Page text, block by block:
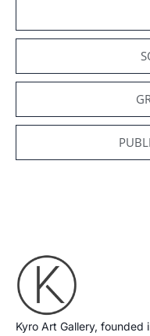
Kyro Art Gallery, founded